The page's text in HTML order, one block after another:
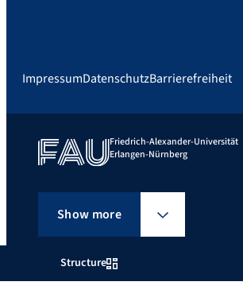
Structure
ImpressumDatenschutzBarrierefreiheit
Friedrich-Alexander-Universität
Erlangen-Nürnberg
Show more